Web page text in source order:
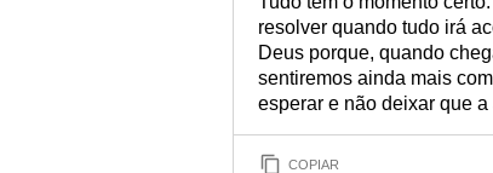
resolver quando tudo irá
Deus porque, quando
sentiremos ainda mais
esperar e não deixar que
COPIAR